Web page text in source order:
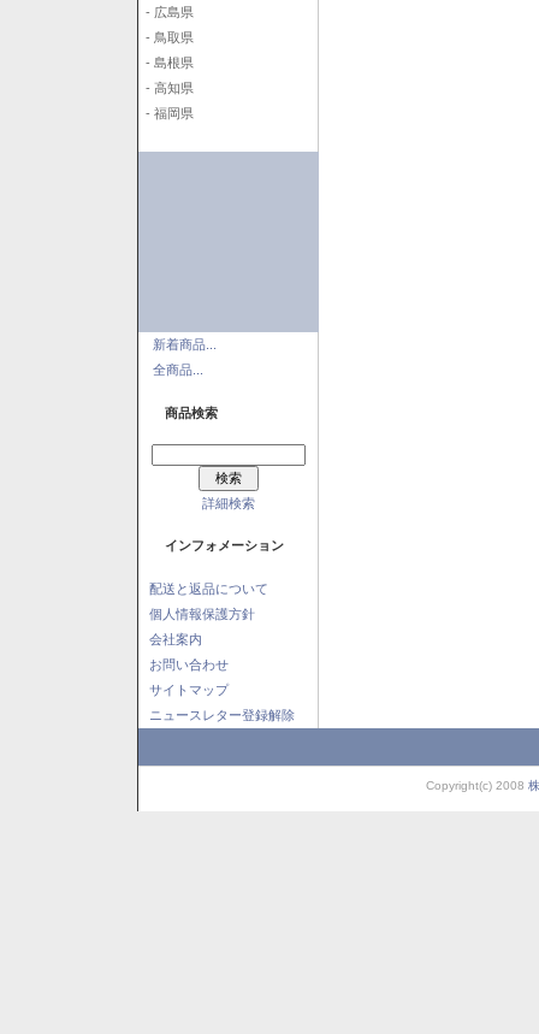
- 広島県
- 鳥取県
- 島根県
- 高知県
- 福岡県
新着商品...
全商品...
商品検索
詳細検索
インフォメーション
配送と返品について
個人情報保護方針
会社案内
お問い合わせ
サイトマップ
ニュースレター登録解除
Copyright(c) 2008